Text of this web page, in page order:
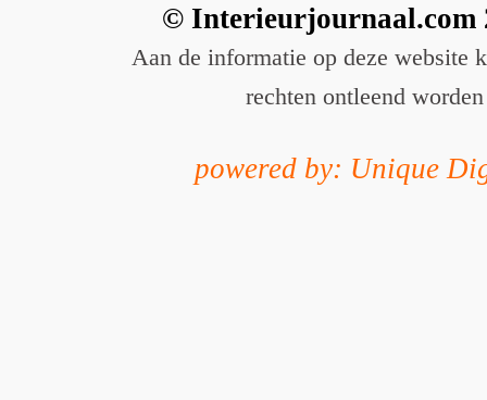
© Interieurjournaal.com
Aan de informatie op deze website
rechten ontleend worden
powered by: Unique